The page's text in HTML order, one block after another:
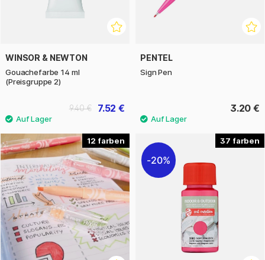
WINSOR & NEWTON
Gouachefarbe 14 ml
(Preisgruppe 2)
7.52 €
9.40 €
PENTEL
Sign Pen
3.20 €
12 37
20%